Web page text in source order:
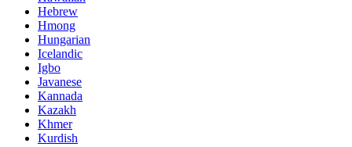
Hebrew
Hmong
Hungarian
Icelandic
Igbo
Javanese
Kannada
Kazakh
Khmer
Kurdish